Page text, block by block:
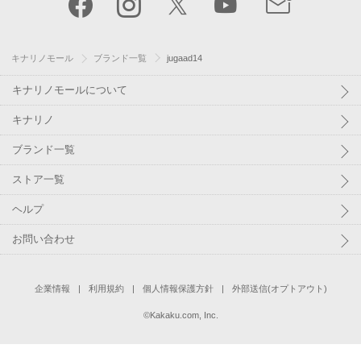
キナリノモール ブランド一覧 jugaad14
キナリノモールについて
キナリノ
ブランド一覧
ストア一覧
ヘルプ
お問い合わせ
企業情報 利用規約 個人情報保護方針 外部送信(オプトアウト)
©Kakaku.com, Inc.